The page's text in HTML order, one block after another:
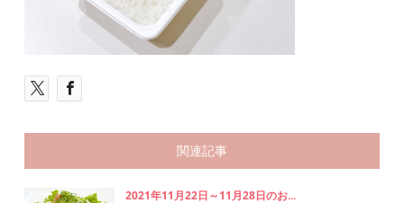
関連記事
2021年11月22日～11月28日のお...